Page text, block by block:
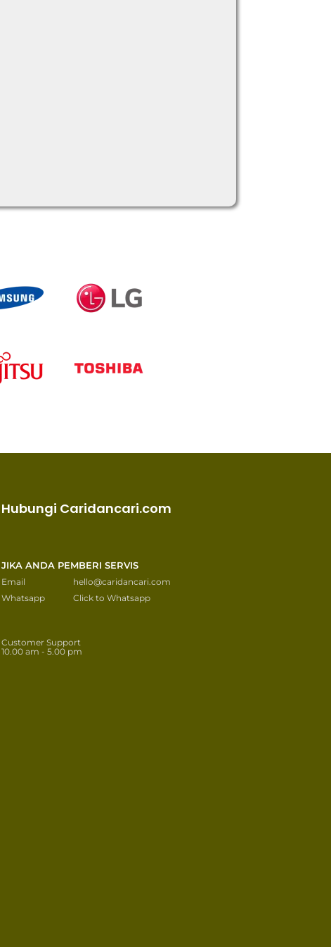
Hubungi Caridancari.com
JIKA ANDA PEMBERI SERVIS
Email
hello@caridancari.com
Whatsapp
Click to Whatsapp
Customer Support
10.00 am - 5.00 pm